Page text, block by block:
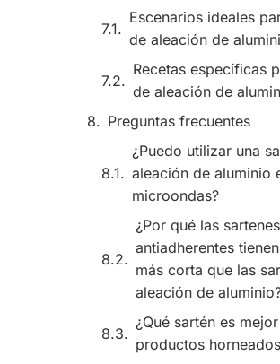
Escenarios ideales
de aleación de
Recetas específicas
de aleación de
Preguntas frecuentes
¿Puedo utilizar una
aleación de aluminio
microondas?
¿Por qué las sartenes
antiadherentes
más corta que las
aleación de
¿Qué sartén es
productos